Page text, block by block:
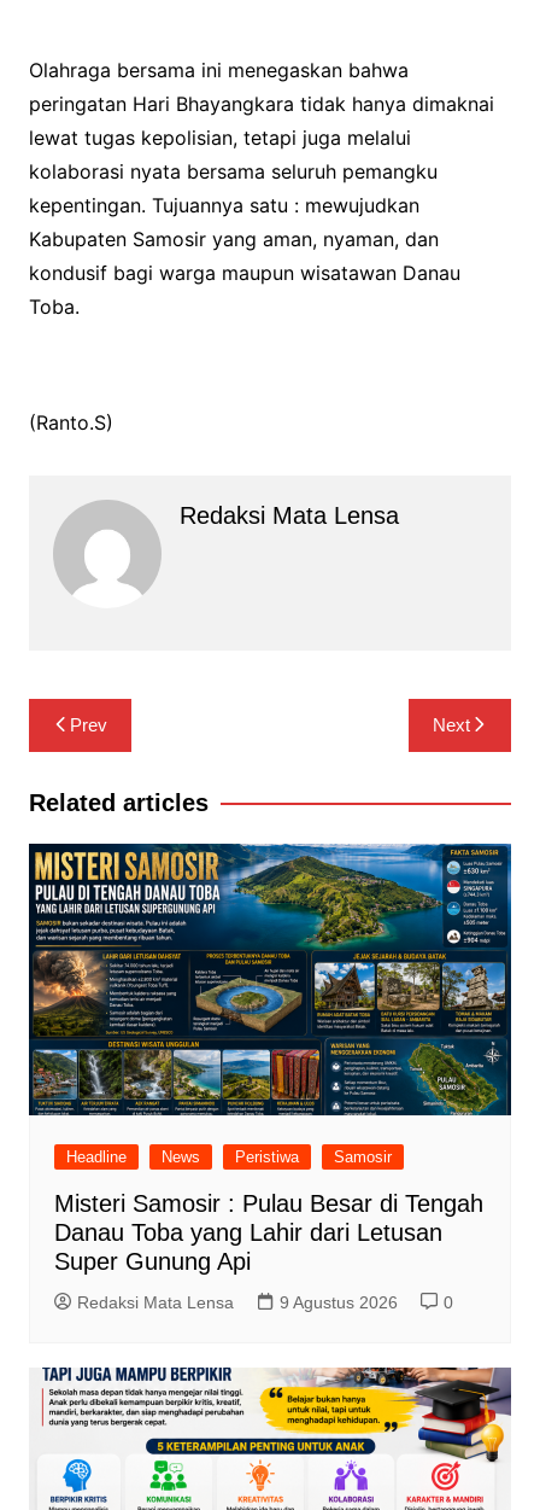
Olahraga bersama ini menegaskan bahwa
peringatan Hari Bhayangkara tidak hanya dimaknai
lewat tugas kepolisian, tetapi juga melalui
kolaborasi nyata bersama seluruh pemangku
kepentingan. Tujuannya satu : mewujudkan
Kabupaten Samosir yang aman, nyaman, dan
kondusif bagi warga maupun wisatawan Danau
Toba.
(Ranto.S)
Redaksi Mata Lensa
Navigasi
pos
Prev Next
Related articles
Headline News Peristiwa Samosir
Misteri Samosir : Pulau Besar di Tengah
Danau Toba yang Lahir dari Letusan
Super Gunung Api
Redaksi Mata Lensa 9 Agustus 2026 0